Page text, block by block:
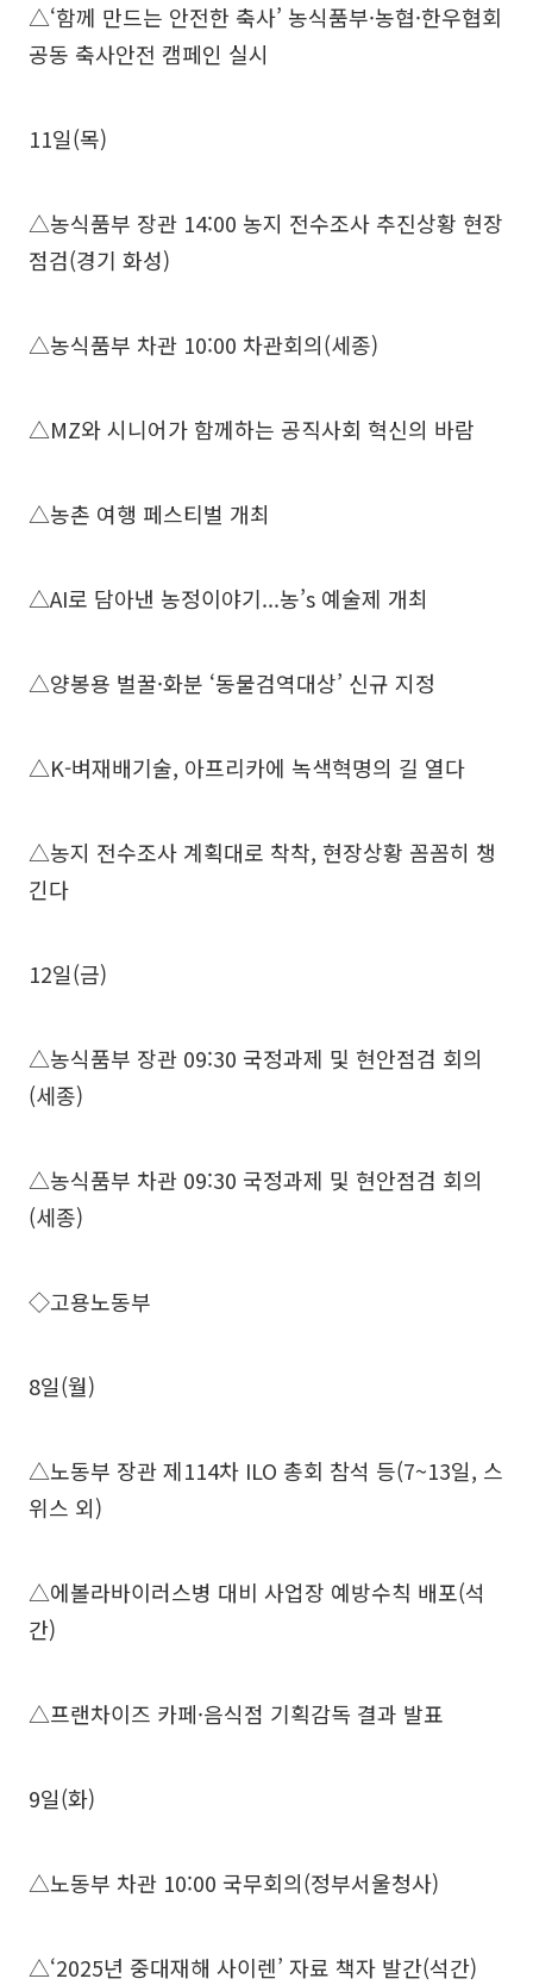
△‘함께 만드는 안전한 축사’ 농식품부·농협·한우협회
공동 축사안전 캠페인 실시
11일(목)
△농식품부 장관 14:00 농지 전수조사 추진상황 현장
점검(경기 화성)
△농식품부 차관 10:00 차관회의(세종)
△MZ와 시니어가 함께하는 공직사회 혁신의 바람
△농촌 여행 페스티벌 개최
△AI로 담아낸 농정이야기...농’s 예술제 개최
△양봉용 벌꿀·화분 ‘동물검역대상’ 신규 지정
△K-벼재배기술, 아프리카에 녹색혁명의 길 열다
△농지 전수조사 계획대로 착착, 현장상황 꼼꼼히 챙
긴다
12일(금)
△농식품부 장관 09:30 국정과제 및 현안점검 회의
(세종)
△농식품부 차관 09:30 국정과제 및 현안점검 회의
(세종)
◇고용노동부
8일(월)
△노동부 장관 제114차 ILO 총회 참석 등(7~13일, 스
위스 외)
△에볼라바이러스병 대비 사업장 예방수칙 배포(석
간)
△프랜차이즈 카페·음식점 기획감독 결과 발표
9일(화)
△노동부 차관 10:00 국무회의(정부서울청사)
△‘2025년 중대재해 사이렌’ 자료 책자 발간(석간)